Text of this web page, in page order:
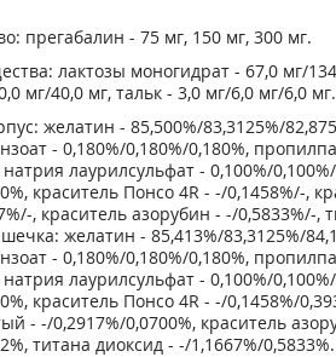
прегабалин - 75 мг, 150 мг, 300 мг.
лактозы моногидрат - 67,0 мг/
мг/40,0 мг, тальк - 3,0 мг/6,0 мг/6,0 мг.
желатин - 85,500%/83,3125%/
- 0,180%/0,180%/0,180%,
лаурилсульфат - 0,100%/
краситель Понсо 4R - -/0,1458%/-,
, краситель азорубин - -/0,5833%/-,
желатин - 85,413%/83,3125%/
- 0,180%/0,180%/0,180%,
лаурилсульфат - 0,100%/
краситель Понсо 4R - -/0,1458%/
- -/0,2917%/0,0700%, краситель
титана диоксид - -/1,1667%/0,5833%.